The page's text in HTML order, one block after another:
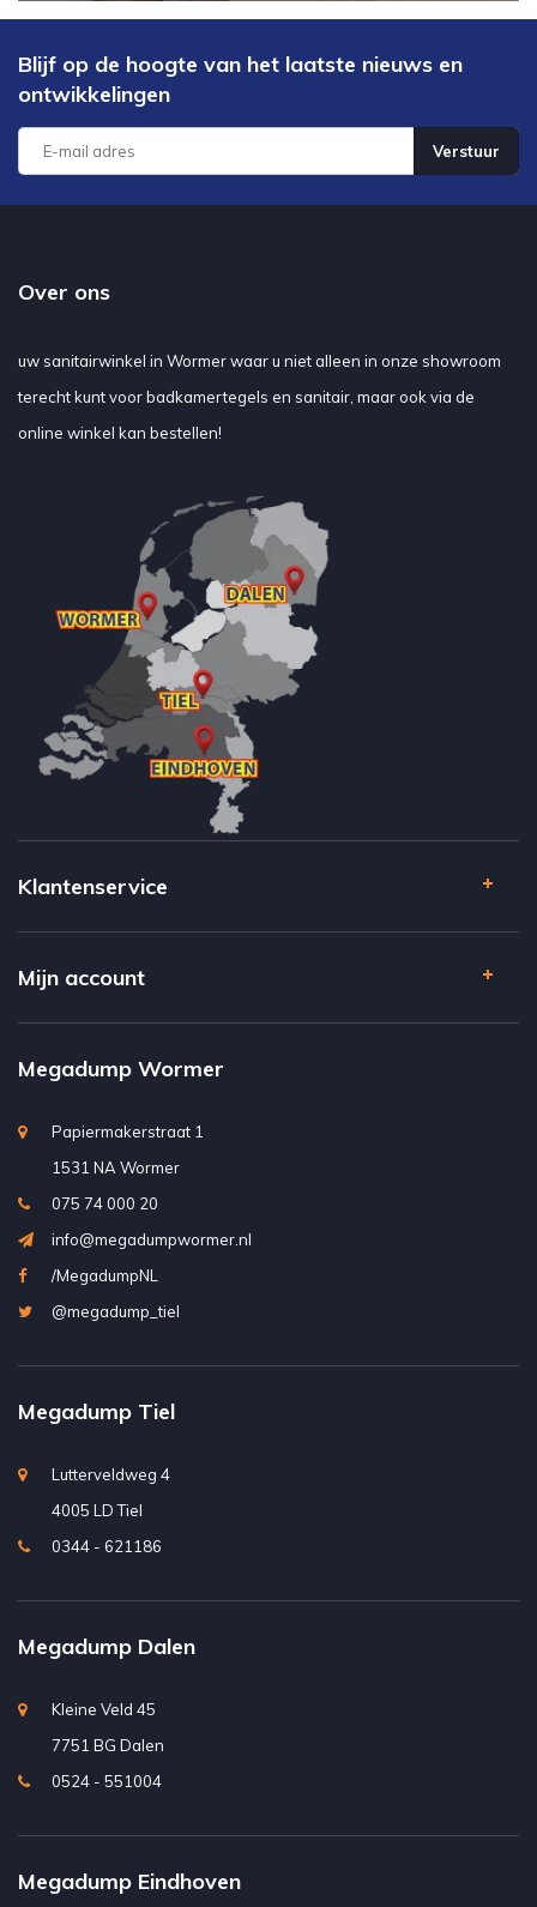
Blijf op de hoogte van het laatste nieuws en
ontwikkelingen
Verstuur
Over ons
uw sanitairwinkel in Wormer waar u niet alleen in onze showroom
terecht kunt voor badkamertegels en sanitair, maar ook via de
online winkel kan bestellen!
Klantenservice
Mijn account
Megadump Wormer
Papiermakerstraat 1
1531 NA Wormer
075 74 000 20
info@megadumpwormer.nl
/MegadumpNL
@megadump_tiel
Megadump Tiel
Lutterveldweg 4
4005 LD Tiel
0344 - 621186
Megadump Dalen
Kleine Veld 45
7751 BG Dalen
0524 - 551004
Megadump Eindhoven